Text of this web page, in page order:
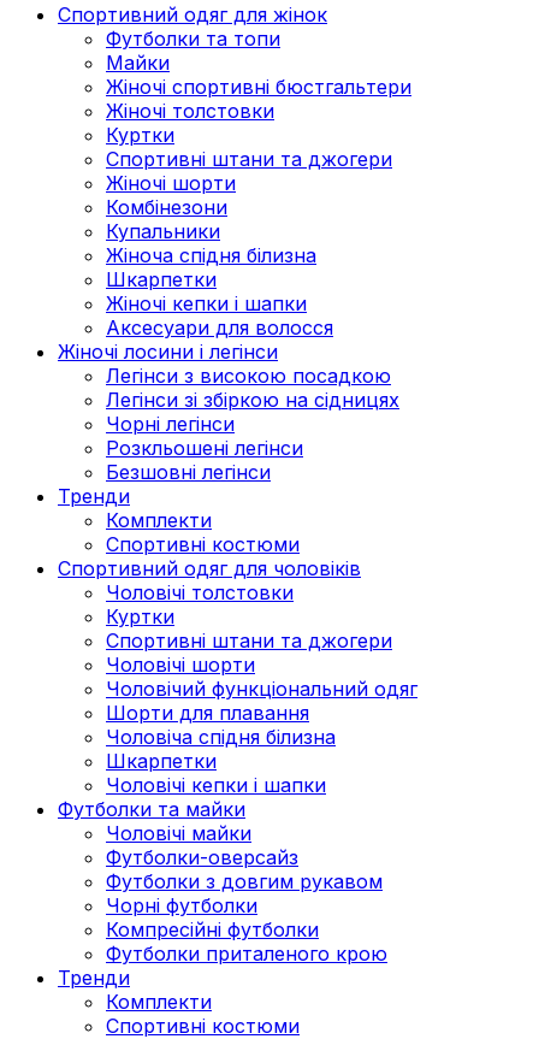
Спортивний одяг для жінок
Футболки та топи
Майки
Жіночі спортивні бюстгальтери
Жіночі толстовки
Куртки
Спортивні штани та джогери
Жіночі шорти
Комбінезони
Купальники
Жіноча спідня білизна
Шкарпетки
Жіночі кепки і шапки
Аксесуари для волосся
Жіночі лосини і легінси
Легінси з високою посадкою
Легінси зі збіркою на сідницях
Чорні легінси
Розкльошені легінси
Безшовні легінси
Тренди
Комплекти
Спортивні костюми
Спортивний одяг для чоловіків
Чоловічі толстовки
Куртки
Спортивні штани та джогери
Чоловічі шорти
Чоловічий функціональний одяг
Шорти для плавання
Чоловіча спідня білизна
Шкарпетки
Чоловічі кепки і шапки
Футболки та майки
Чоловічі майки
Футболки-оверсайз
Футболки з довгим рукавом
Чорні футболки
Компресійні футболки
Футболки приталеного крою
Тренди
Комплекти
Спортивні костюми